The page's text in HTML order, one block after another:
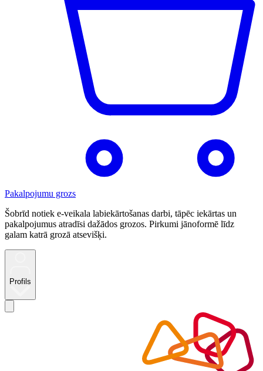
Pakalpojumu grozs
Šobrīd notiek e-veikala labiekārtošanas darbi, tāpēc iekārtas un
pakalpojumus atradīsi dažādos grozos. Pirkumi jānoformē līdz
galam katrā grozā atsevišķi.
Profils